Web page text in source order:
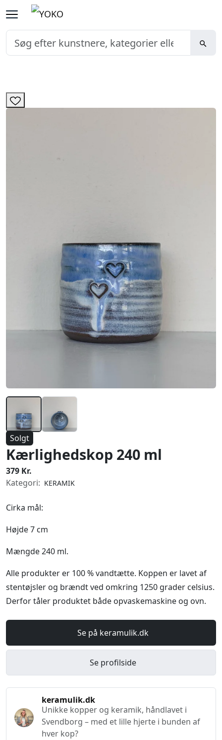
Solgt
Kærlighedskop 240 ml
379 Kr.
Kategori: KERAMIK
Cirka mål:
Højde 7 cm
Mængde 240 ml.
Alle produkter er 100 % vandtætte. Koppen er lavet af
stentøjsler og brændt ved omkring 1250 grader celsius.
Derfor tåler produktet både opvaskemaskine og ovn.
Se på keramulik.dk
Se profilside
keramulik.dk
Unikke kopper og keramik, håndlavet i
Svendborg – med et lille hjerte i bunden af
hver kop?